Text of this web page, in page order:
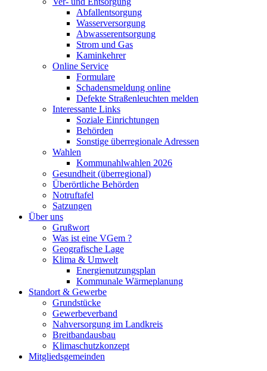
Abfallentsorgung
Wasserversorgung
Abwasserentsorgung
Strom und Gas
Kaminkehrer
Online Service
Formulare
Schadensmeldung online
Defekte Straßenleuchten melden
Interessante Links
Soziale Einrichtungen
Behörden
Sonstige überregionale Adressen
Wahlen
Kommunahlwahlen 2026
Gesundheit (überregional)
Überörtliche Behörden
Notruftafel
Satzungen
Über uns
Grußwort
Was ist eine VGem ?
Geografische Lage
Klima & Umwelt
Energienutzungsplan
Kommunale Wärmeplanung
Standort & Gewerbe
Grundstücke
Gewerbeverband
Nahversorgung im Landkreis
Breitbandausbau
Klimaschutzkonzept
Mitgliedsgemeinden